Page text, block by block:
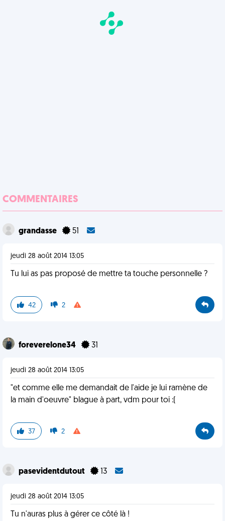
COMMENTAIRES
grandasse 51
jeudi 28 août 2014 13:05
Tu lui as pas proposé de mettre ta touche personnelle ?
42 2
foreverelone34 31
jeudi 28 août 2014 13:05
"et comme elle me demandait de l'aide je lui ramène de
la main d'oeuvre" blague à part, vdm pour toi :(
37 2
pasevidentdutout 13
jeudi 28 août 2014 13:05
Tu n'auras plus à gérer ce côté là !